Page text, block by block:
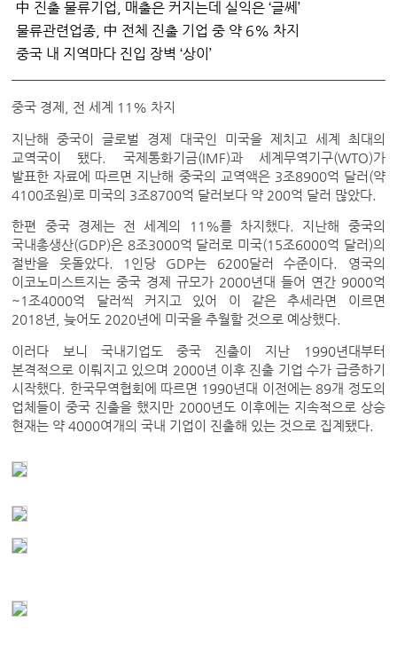
中 진출 물류기업, 매출은 커지는데 실익은 ‘글쎄’
물류관련업종, 中 전체 진출 기업 중 약 6% 차지
중국 내 지역마다 진입 장벽 ‘상이’
중국 경제, 전 세계 11% 차지
지난해 중국이 글로벌 경제 대국인 미국을 제치고 세계 최대의
교역국이 됐다. 국제통화기금(IMF)과 세계무역기구(WTO)가
발표한 자료에 따르면 지난해 중국의 교역액은 3조8900억 달러(약
4100조원)로 미국의 3조8700억 달러보다 약 200억 달러 많았다.
한편 중국 경제는 전 세계의 11%를 차지했다. 지난해 중국의
국내총생산(GDP)은 8조3000억 달러로 미국(15조6000억 달러)의
절반을 웃돌았다. 1인당 GDP는 6200달러 수준이다. 영국의
이코노미스트지는 중국 경제 규모가 2000년대 들어 연간 9000억
~1조4000억 달러씩 커지고 있어 이 같은 추세라면 이르면
2018년, 늦어도 2020년에 미국을 추월할 것으로 예상했다.
이러다 보니 국내기업도 중국 진출이 지난 1990년대부터
본격적으로 이뤄지고 있으며 2000년 이후 진출 기업 수가 급증하기
시작했다. 한국무역협회에 따르면 1990년대 이전에는 89개 정도의
업체들이 중국 진출을 했지만 2000년도 이후에는 지속적으로 상승
현재는 약 4000여개의 국내 기업이 진출해 있는 것으로 집계됐다.